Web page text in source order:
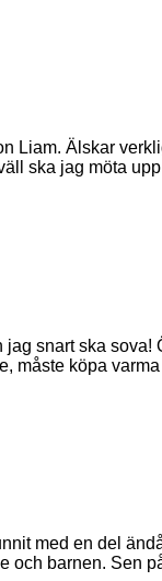
Liam. Älskar
ska jag möta
snart ska sova!
måste köpa
med en del
och barnen. Sen